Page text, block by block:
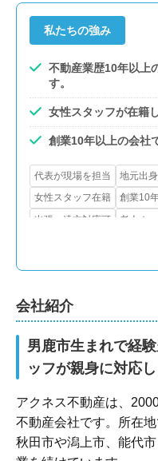
私たちの強み
不動産業歴10年以上
す。
女性スタッフが在籍
創業10年以上の会社
代表が現場を担当 地元出
女性スタッフ在籍
創業10
出張・遠方対応可
老人ホ
会社紹介
男鹿市生まれで経
ッフが親身に対応し
アクネス不動産は、
不動産会社です。所在
秋田市や潟上市、能代